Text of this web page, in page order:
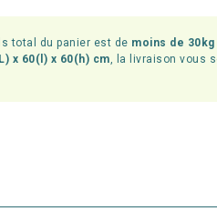
total du panier est de moins de 30kg
x 60(l) x 60(h) cm, la livraison vous